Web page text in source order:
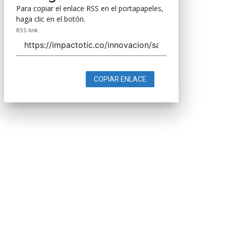
Para copiar el enlace RSS en el portapapeles,
haga clic en el botón.
RSS link
COPIAR ENLACE